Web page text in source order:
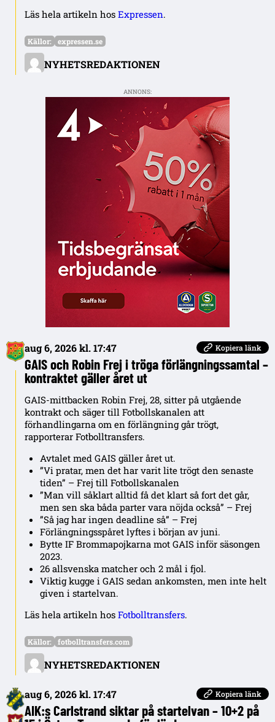
Läs hela artikeln hos Expressen.
NYHETSREDAKTIONEN
Källor: expressen.se
ANNONS:
aug 6, 2026 kl. 17:47 Kopiera länk
GAIS och Robin Frej i tröga förlängningssamtal –
kontraktet gäller året ut
GAIS-mittbacken Robin Frej, 28, sitter på utgående
kontrakt och säger till Fotbollskanalen att
förhandlingarna om en förlängning går trögt,
rapporterar Fotbolltransfers.
Avtalet med GAIS gäller året ut.
”Vi pratar, men det har varit lite trögt den senaste
tiden” – Frej till Fotbollskanalen
”Man vill såklart alltid få det klart så fort det går,
men sen ska båda parter vara nöjda också” – Frej
”Så jag har ingen deadline så” – Frej
Förlängningsspåret lyftes i början av juni.
Bytte IF Brommapojkarna mot GAIS inför säsongen
2023.
26 allsvenska matcher och 2 mål i fjol.
Viktig kugge i GAIS sedan ankomsten, men inte helt
given i startelvan.
Läs hela artikeln hos Fotbolltransfers.
NYHETSREDAKTIONEN
Källor: fotbolltransfers.com
aug 6, 2026 kl. 17:47 Kopiera länk
AIK:s Carlstrand siktar på startelvan – 10+2 på